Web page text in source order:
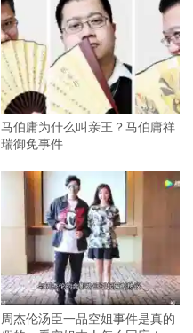
马伯庸为什么叫亲王？马伯庸祥
瑞御免事件
周杰伦汤臣一品空姐事件是真的